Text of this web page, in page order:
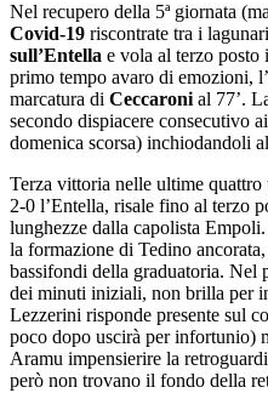
Nel recupero della 5ª giornata
Covid-19 riscontrate tra i
sull’Entella e vola al terzo posto
primo tempo avaro di emozioni,
marcatura di Ceccaroni al 77’.
secondo dispiacere consecutivo
domenica scorsa) inchiodandoli
Terza vittoria nelle ultime
2-0 l’Entella, risale fino al terzo
lunghezze dalla capolista
la formazione di Tedino
bassifondi della graduatoria. Nel
dei minuti iniziali, non brilla per
Lezzerini risponde presente sul
poco dopo uscirà per infortunio)
Aramu impensierire la
però non trovano il fondo della